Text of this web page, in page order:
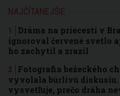
NAJČÍTANEJŠIE
Dráma na priecestí v
ignoroval červené svetlo
ho zachytil a zrazil
Fotografia bežeckého
vyvolala búrlivú diskusiu.
vysvetľuje, prečo dráha